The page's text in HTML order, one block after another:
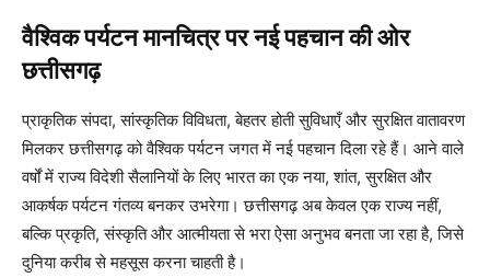
वैश्विक पर्यटन मानचित्र पर नई पहचान की ओर
छत्तीसगढ़
प्राकृतिक संपदा, सांस्कृतिक विविधता, बेहतर होती सुविधाएँ और सुरक्षित वातावरण
मिलकर छत्तीसगढ़ को वैश्विक पर्यटन जगत में नई पहचान दिला रहे हैं। आने वाले
वर्षों में राज्य विदेशी सैलानियों के लिए भारत का एक नया, शांत, सुरक्षित और
आकर्षक पर्यटन गंतव्य बनकर उभरेगा। छत्तीसगढ़ अब केवल एक राज्य नहीं,
बल्कि प्रकृति, संस्कृति और आत्मीयता से भरा ऐसा अनुभव बनता जा रहा है, जिसे
दुनिया करीब से महसूस करना चाहती है।